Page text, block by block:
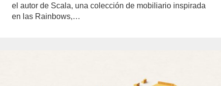
el autor de Scala, una colección de mobiliario inspirada
en las Rainbows,…